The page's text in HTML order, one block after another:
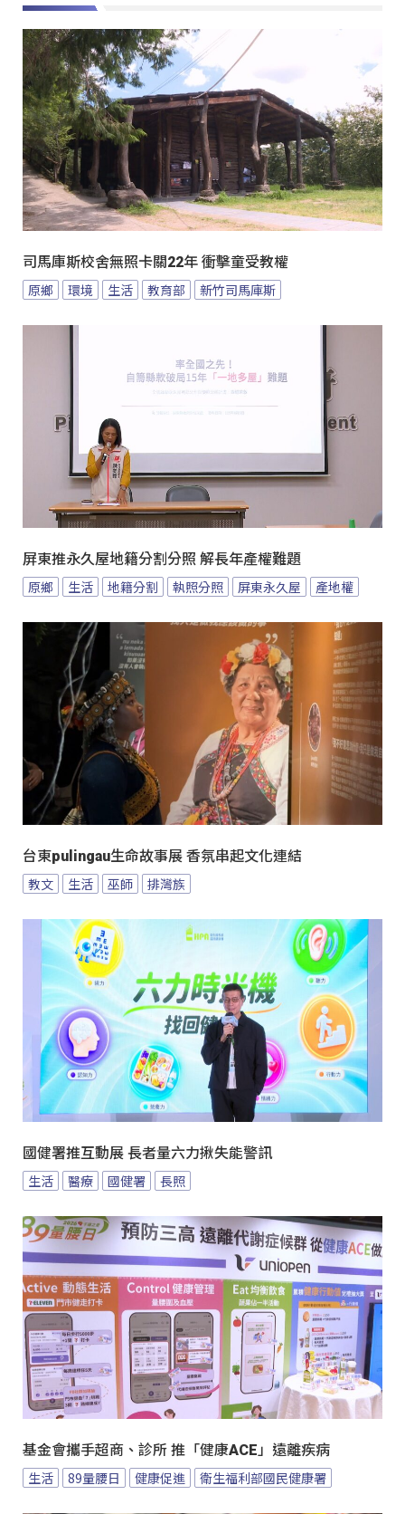
司馬庫斯校舍無照卡關22年 衝擊童受教權
原鄉 環境 生活 教育部 新竹司馬庫斯
屏東推永久屋地籍分割分照 解長年產權難題
原鄉 生活 地籍分割 執照分照 屏東永久屋 產地權
台東pulingau生命故事展 香氛串起文化連結
教文 生活 巫師 排灣族
國健署推互動展 長者量六力揪失能警訊
生活 醫療 國健署 長照
基金會攜手超商、診所 推「健康ACE」遠離疾病
生活 89量腰日 健康促進 衛生福利部國民健康署